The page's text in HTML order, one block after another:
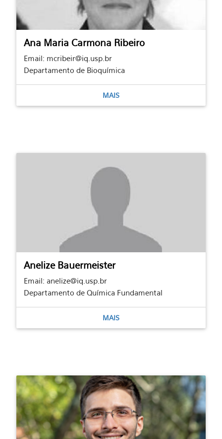
Ana Maria Carmona Ribeiro
Email: mcribeir@iq.usp.br
Departamento de Bioquímica
MAIS
Anelize Bauermeister
Email: anelize@iq.usp.br
Departamento de Química Fundamental
MAIS